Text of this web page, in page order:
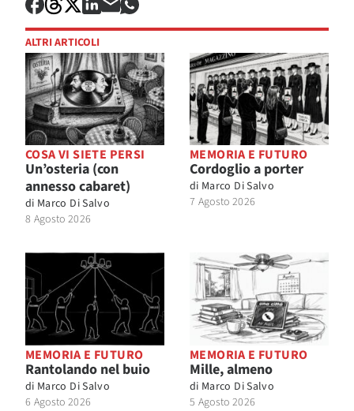
ALTRI ARTICOLI
COSA VI SIETE PERSI
Un’osteria (con
annesso cabaret)
di Marco Di Salvo
8 Agosto 2026
MEMORIA E FUTURO
Cordoglio a porter
di Marco Di Salvo
7 Agosto 2026
MEMORIA E FUTURO
Rantolando nel buio
di Marco Di Salvo
6 Agosto 2026
MEMORIA E FUTURO
Mille, almeno
di Marco Di Salvo
5 Agosto 2026